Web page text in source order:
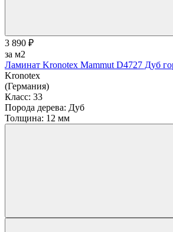
3 890 ₽
за м2
Ламинат Kronotex Mammut D4727 Дуб
Kronotex
(Германия)
Класс: 33
Порода дерева: Дуб
Толщина: 12 мм